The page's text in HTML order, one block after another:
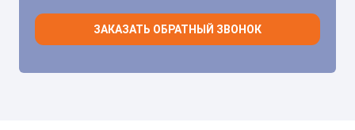
ЗАКАЗАТЬ ОБРАТНЫЙ ЗВОНОК